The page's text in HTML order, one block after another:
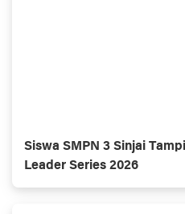
Siswa SMPN 3 Sinjai
Leader Series 2026